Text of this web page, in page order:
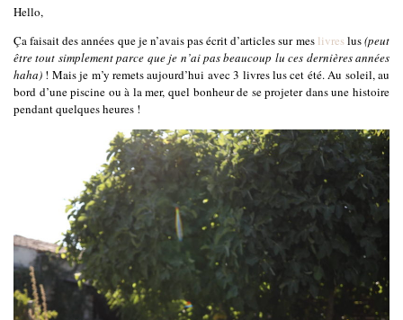
Hello,
Ça faisait des années que je n’avais pas écrit d’articles sur mes livreslus(peut
être tout simplement parce que je n’ai pas beaucoup lu ces dernières années
haha) ! Mais je m’y remets aujourd’hui avec 3 livres lus cet été. Au soleil, au
bord d’une piscine ou à la mer, quel bonheur de se projeter dans une histoire
pendant quelques heures !